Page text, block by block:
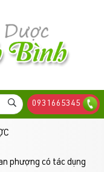
0931665345
phượng có tác dụng